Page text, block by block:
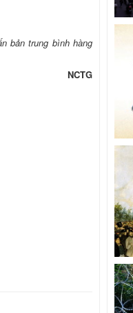
bản trung bình hàng
NCTG